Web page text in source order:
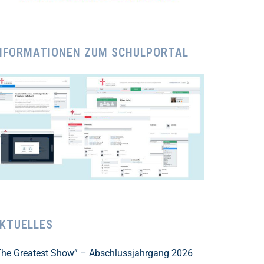
ZUM SCHULPORTAL
Greatest Show” – Abschlussjahrgang 2026